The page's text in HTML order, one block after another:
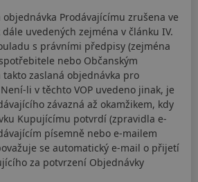
Prodávajícímu zrušena ve
uvedených zejména v článku IV.
s právními předpisy (zejména
nebo Občanským
takto zaslaná objednávka pro
li v těchto VOP uvedeno jinak, je
závazná až okamžikem, kdy
Kupujícímu potvrdí (zpravidla e-
písemně nebo e-mailem
se automatický e-mail o přijetí
za potvrzení Objednávky